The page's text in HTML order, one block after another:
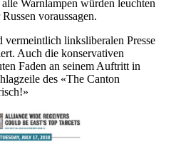
Warnlampen würden leuchten
voraussagen.
linksliberalen Presse
Auch die konservativen
Faden an seinem Auftritt in
des «The Canton